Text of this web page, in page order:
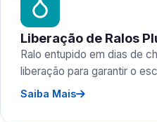
Liberação de Ralos
Ralo entupido em dias de
liberação para garantir o
Saiba Mais